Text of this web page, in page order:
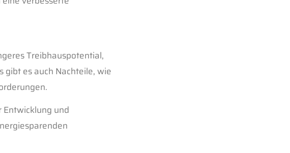
Treibhauspotential,
es auch Nachteile, wie
und